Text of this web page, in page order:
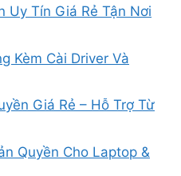
Uy Tín Giá Rẻ Tận Nơi
Kèm Cài Driver Và
Giá Rẻ – Hỗ Trợ Từ
Quyền Cho Laptop &